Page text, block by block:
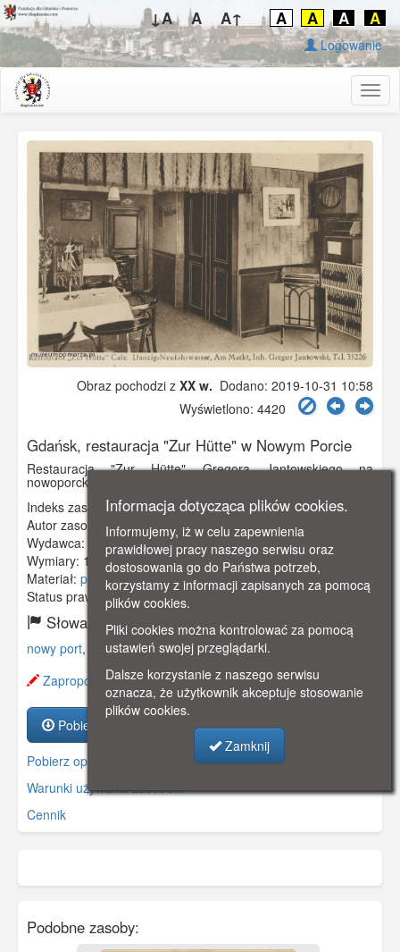
↓A A A↑ A A A A
Logowanie
Obraz pochodzi z XX w. Dodano: 2019-10-31 10:58
Wyświetlono: 4420
Gdańsk, restauracja "Zur Hütte" w Nowym Porcie
Restauracja "Zur Hütte" Gregora Jantowskiego na
nowoporckim rynku Am Markt.
Indeks zasobu:GSP00908
Autor zasobu:Charles Hundt
Wydawca:
Charles Hundt, Danzig
Wymiary: 138 x 86 mm
Materiał: pocztówka
Status prawny:Użycie Niekomercyjne
Słowa kluczowe:
nowy port, neufahrwasser,restauracja,
Zaproponuj zmianę opisu.
Pobierz zasób
Pobierz opis
Warunki używania zasobów.
Cennik
Podobne zasoby:
Informacja dotycząca plików cookies.
Informujemy, iż w celu zapewnienia
prawidłowej pracy naszego serwisu oraz
dostosowania go do Państwa potrzeb,
korzystamy z informacji zapisanych za pomocą
plików cookies.
Pliki cookies można kontrolować za pomocą
ustawień swojej przeglądarki.
Dalsze korzystanie z naszego serwisu
oznacza, że użytkownik akceptuje stosowanie
plików cookies.
Zamknij